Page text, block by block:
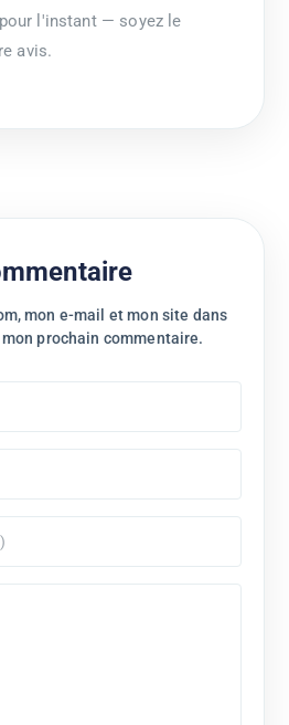
l'instant — soyez le
avis.
mon e-mail et mon site dans
prochain commentaire.